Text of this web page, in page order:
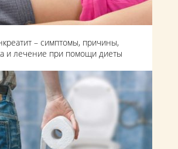
– симптомы, причины,
и лечение при помощи диеты